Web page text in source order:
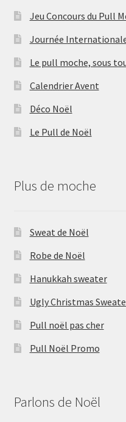
Jeu Concours du Pull
Journée
Le pull moche, sous
Calendrier Avent
Déco Noël
Le Pull de Noël
Plus de moche
Sweat de Noël
Robe de Noël
Hanukkah sweater
Ugly Christmas
Pull noël pas cher
Pull Noël Promo
Parlons de Noël